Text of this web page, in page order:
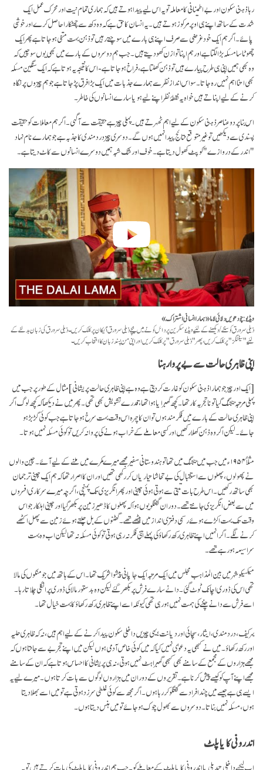
رہا ذہنی سکون اور بےاطمینانی کا معاملہ تو یہ اس لیے پیدا ہوتے ہیں کہ ہماری تمام نیت اور محرک عمل ایک
شدت کے ساتھ اپنے ہی اوپر مرکوز ہو تے ہیں۔ یہ انسان کا حق ہے کہ وہ دکھ سے چھٹکارا حاصل کرے اور خوشی
پائے۔ اگر ہم ایک خود غرضی سے صرف اپنے ہی بارے میں سوچتے رہیں تو ذہن بہت منفی ہو جاتا ہے پھر ایک
چھوٹا سا مسئلہ بڑا لگتا ہے اور ہم اپنا توازن کھو دیتے ہیں۔ جب ہم دوسروں کے بارے میں بھی یوں سوچیں کہ
وہ بھی ہمیں اپنی ہی طرح پیارے ہیں تو ذہن کھلتا ہے، فراخ ہو جاتا ہے- اس کا نتیجہ یہ ہوتا ہے کہ ایک سنگین مسئلہ
بھی اتنا اہم نہیں رہ جاتا۔ سو اس انداز نظر سے ہمارے جذبات میں ایک بڑا فرق پڑ جاتا ہے جو ہم چیزوں پر نگاہ
کرنے کے لیے اپناتے ہیں خواہ یہ نقطۂ نظر اپنے لیے ہو یا سارے انسانوں کی خاطر۔
اس بنا پر دو عناصر ذہنی سکون کےلیے اہم ٹھہرتے ہیں۔ پہلی چیز ہے حقیقت سے آگہی۔ اگر ہم معاملات کو حقیقت
پسندی سے دیکھیں تو غیر متوقع نتائج پیدا نہیں ہوں گے۔ دوسری چیز دردمندی کا جذبہ ہے جو ہمارے نام نہاد
"اندر کے دروازے" کو پٹ کھول دیتا ہے۔ خوف اور شک شبہ ہمیں دوسرے انسانوں سے کاٹ دیتا ہے۔
ویڈیو: چودھویں دلائی لاما ـ «ہمارا انسانی اشتراک»
ذیلی سرورق کو سننے/دیکھنے کے لئیے ویڈیو سکرین پر دائں کونے میں نیچے ذیلی سرورق آئیکان پر کلک کریں۔ ذیلی سرورق کی زبان بدلنے کے
لئیے "سیٹنگز" پر کلک کریں، پھر "ذیلی سرورق" پر کلک کریں اور اپنی من پسند زبان کا انتخاب کریں۔
اپنی ظاہری حالت سے بے پروا رہنا
[ایک اور چیز جو ہمارا ذہنی سکون کوغارت کر دیتی ہے وہ ہے اپنی ظاہری حالت پریشانی]مثال کے طور پر جب میں
پہلی مرتبہ بیجنگ گیا تو نا تجربہ کار تھا۔ کچھ گھبرایا ہوا تھا، قدرے تشویش بھی تھی۔ پھر میں نے دیکھا کہ کچھ لوگ اگر
اپنی ظاہری حالت کے بارے میں فکر مند ہوں تو ان کا چہرہ اس وقت بہت سرخ ہو جاتا ہے جب کوئی گڑ بڑ ہو
جائے۔ لیکن اگر وہ ذہن کھلا رکھیں اور کسی معاملے کے خراب ہونے کی پروا نہ کریں تو کوئی مسئلہ نہیں ہوتا۔
مثلاً ۱۹۵۴ء میں جب میں بیجنگ میں تھا تو ہندوستانی سفیر مجھے میرے کمرے میں ملنے کے لیے آئے۔ چین والوں
نے پھولوں، پھلوں سے استقبال کی بے تحاشا تیاریاں کر رکھی تھیں اور ان کا اصرار تھا کہ ہم ایک چینی ترجمان
بھی ساتھ رکھیں۔ اس طرح بات تبتی سے ہوتی ہوئی چینی اور پھر انگریزی تک پہنچی، اگرچہ میرے سرکاری افسروں
میں سے بعض انگریزی جانتے تھے۔ دوران گفتگو یوں ہوا کہ پھلوں کا ڈھیر زمین پر بکھر گیا اور چینی اہلکار جو اس
وقت تک بہت اکڑے ہوئےرسمی دفتری انداز میں بیٹھے تھے۔ گھٹنوں کے بل چلتے ہوئے زمین سے پھل اکٹھے
کرنے لگے۔ اگر انہیں اپنے ظاہری رکھ رکھاؤ کی پہلے اتنی فکر نہ رہی ہوتی تو کوئی مسئلہ نہ تھا لیکن اب وہ بہت
سراسیمہ ہو رہے تھے۔
میکسیکو شہر میں بین المذاہب مجلس میں ایک مرتبہ ایک جاپانی پیشوا شریک تھا۔ اس کے ہاتھ میں جو منکوں کی مالا
تھی اس کی ڈوری اچانک ٹوٹ گئی۔ دانے سارے فرش پر بکھر گئے لیکن وہ بدستور مالا کی ڈوری پر انگلی چلاتا رہا۔
اسے فرش سے دانے چننے کی ہمت نہیں ہو رہی تھی کیونکہ اسے اپنے ظاہری رکھ رکھاؤ کا بہت خیال تھا۔
بہرکیف، دردمندی، ایثار، سچائی اور دیانت؛ یہی چیزیں داخلی سکون پیدا کرنے کے لیے اہم ہیں، نہ کہ ظاہری حلیہ
اور رکھ رکھاؤ۔ میں نے کبھی یہ دعوٰی نہیں کیا کہ میں کوئی خاص آدمی ہوں لیکن میں اپنے تجربے سے جانتا ہوں کہ
مجھے ہزاروں کے مجمع کے سامنے بھی کبھی گھبراہٹ نہیں ہوتی، نہ ہی پریشانی کا احساس ہوتا ہے کہ ان کے سامنے
مجھے اپنے آپ کو کیسے پیش کرنا ہے۔ تقریروں کے دوران میں ہزاروں لوگوں سے بات کرتا ہوں۔ میرے لیے یہ
ایسے ہی ہے جیسے میں چند افراد سے گفتگوکررہا ہوں ۔ اگر مجھ سے کوئی غلطی سرزد ہوتی ہے تو میں اسے بھلا دیتا
ہوں، مسئلہ نہیں بناتا۔ دوسروں سے بھول چوک ہو جائے تو میں ہنس دیتا ہوں۔
اندرونی کایا پلٹ